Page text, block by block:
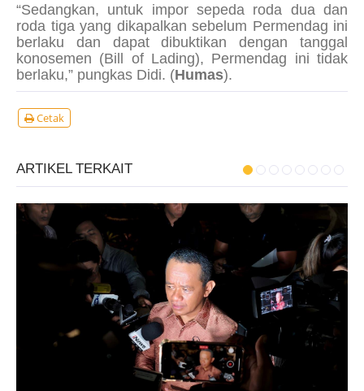
“Sedangkan, untuk impor sepeda roda dua dan
roda tiga yang dikapalkan sebelum Permendag ini
berlaku dan dapat dibuktikan dengan tanggal
konosemen (Bill of Lading), Permendag ini tidak
berlaku,” pungkas Didi. (Humas).
Cetak
ARTIKEL TERKAIT